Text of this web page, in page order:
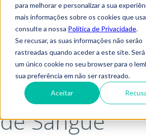
para melhorar e personalizar a sua
mais informações sobre os cookies que
consulte a nossa Política de Privacidade.
Se recusar, as suas informações não serão
rastreadas quando aceder a este site.
um único cookie no seu browser para o
sua preferência em não ser rastreado.
Aceitar
5
Etiquetas
de Sangue